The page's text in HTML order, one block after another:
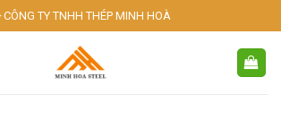
CÔNG TY TNHH THÉP MINH HOÀ